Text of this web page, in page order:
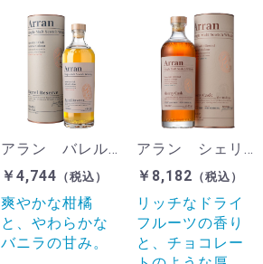
アラン バレルリザーヴ 700ml 43％
￥4,744 （税込）
爽やかな柑橘
と、やわらかな
バニラの甘み。
アラン シェリーカスク 700ml 55.8％
￥8,182 （税込）
リッチなドライ
フルーツの香り
と、チョコレー